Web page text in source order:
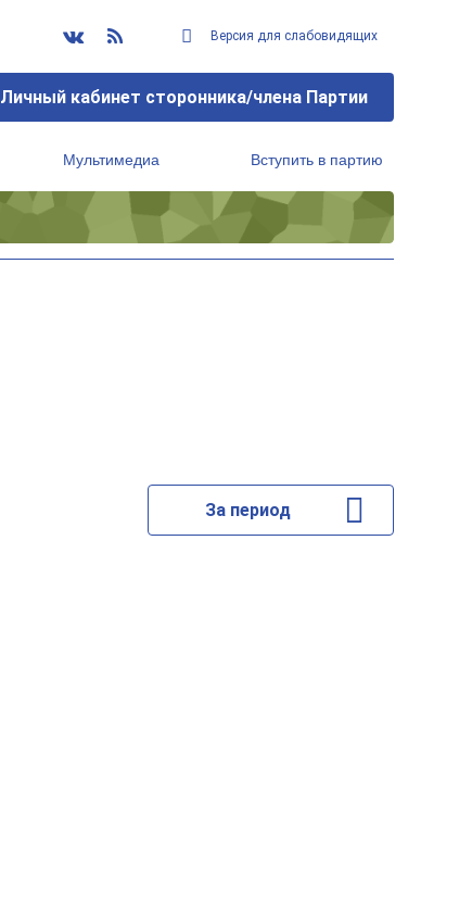
Версия для слабовидящих
Личный кабинет сторонника/члена Партии
Мультимедиа Вступить в партию
За период